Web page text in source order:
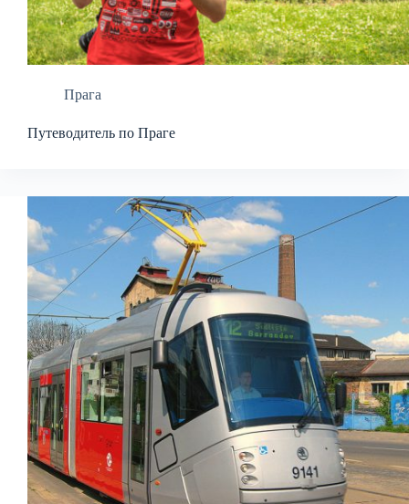
Прага
Путеводитель по Праге